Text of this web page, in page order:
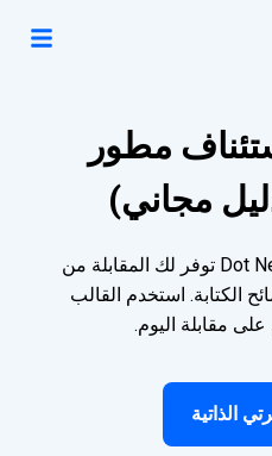
مطور
مجاني)
أنشئ سيرة ذاتية لمطور Dot Net توفر لك المقابلة من
الكتابة. استخدم القالب
مقابلة اليوم.
الذاتية